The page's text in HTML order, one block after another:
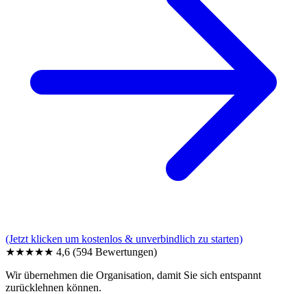
(Jetzt klicken um kostenlos & unverbindlich zu starten)
★★★★★ 4,6 (594 Bewertungen)
Wir übernehmen die Organisation, damit Sie sich entspannt
zurücklehnen können.